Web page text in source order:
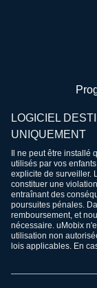
LOGICIEL
UNIQUEMENT
Il ne peut être
utilisés par vos
explicite de surveiller.
constituer une
entraînant des
poursuites pénales.
remboursement, et
nécessaire. uMobix
utilisation non
lois applicables. En